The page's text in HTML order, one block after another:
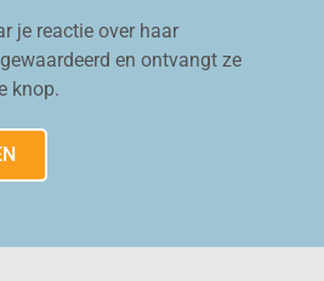
je reactie over haar
en ontvangt ze
knop.